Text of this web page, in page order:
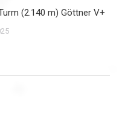
(2.140 m) Göttner V+